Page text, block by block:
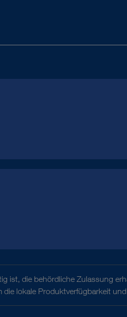
ist, die behördliche Zulassung
lokale Produktverfügbarkeit